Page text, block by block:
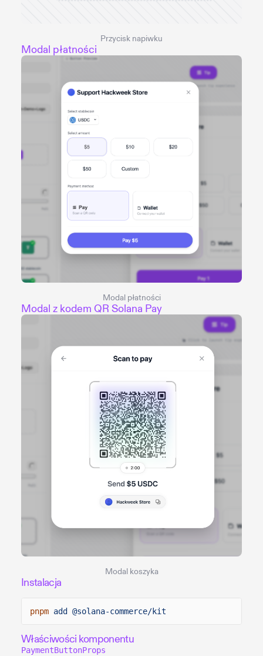
Przycisk napiwku
Modal płatności
Modal płatności
Modal z kodem QR Solana Pay
Modal koszyka
Instalacja
pnpm add @solana-commerce/kit
Właściwości komponentu
PaymentButtonProps